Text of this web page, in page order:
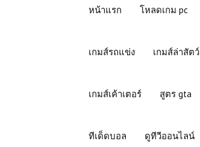
หน้าแรก โหลดเกม pc
เกมส์รถแข่ง เกมส์ล่าสัตว์
เกมส์เค้าเตอร์ สูตร gta
ทีเด็ดบอล ดูทีวีออนไลน์